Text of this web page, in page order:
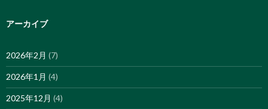
アーカイブ
2026年2月 (7)
2026年1月 (4)
2025年12月 (4)